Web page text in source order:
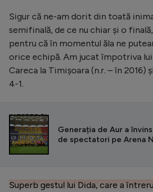
Sigur că ne-am dorit din toată
semifinală, de ce nu chiar și o
pentru că în momentul ăla ne
orice echipă. Am jucat împotriva
Careca la Timișoara (n.r. – în 2016)
4-1.
CITEȘTE ȘI
Generația de Aur a
de spectatori pe Arena
Superb gestul lui Dida, care a